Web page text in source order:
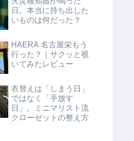
ー
日。本当に持ち出した
いものは何だった？
HAERA 名古屋栄もう
行った？｜サクッと覗
いてみたレビュー
衣替えは「しまう日」
ではなく「手放す
日」。ミニマリスト流
クローゼットの整え方